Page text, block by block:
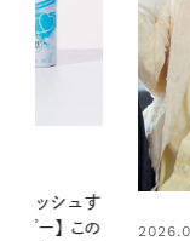
える